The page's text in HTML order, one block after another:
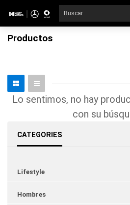
directamente
CATEGORIES
Lifestyle
Hombres
Productos
Lo sentimos, no hay
con su